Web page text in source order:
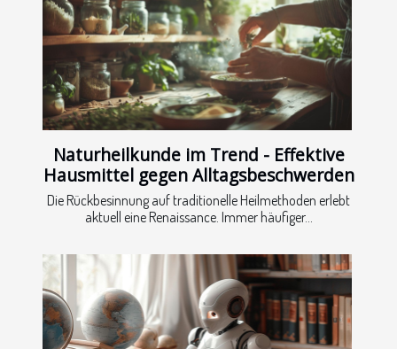
Naturheilkunde im Trend - Effektive
Hausmittel gegen Alltagsbeschwerden
Die Rückbesinnung auf traditionelle Heilmethoden erlebt
aktuell eine Renaissance. Immer häufiger...